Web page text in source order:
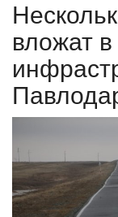
КАЗАХСТАН
МИР
СПЕЦПРОЕКТЫ
СПОРТ
вложат